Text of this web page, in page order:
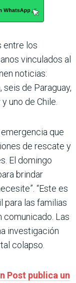
entre los
vinculados al
noticias:
seis de Paraguay,
uno de Chile.
que
de rescate y
El domingo
brindar
“Este es
para las familias
comunicado. Las
investigación
colapso.
Post publica un